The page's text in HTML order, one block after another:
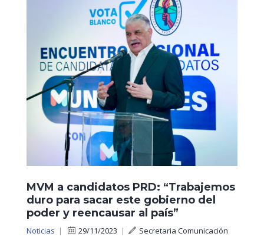
MVM a candidatos PRD: “Trabajemos
duro para sacar este gobierno del
poder y reencausar al país”
Noticias | 29/11/2023 |
Secretaria Comunicación